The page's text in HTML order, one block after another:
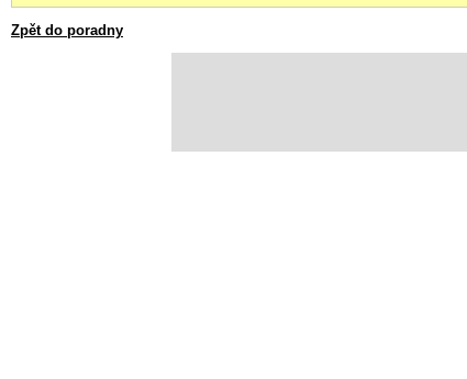
Zpět do poradny